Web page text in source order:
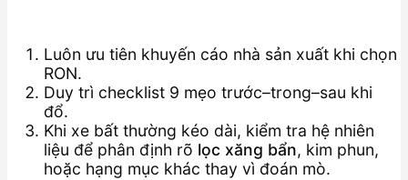
Luôn ưu tiên khuyến cáo nhà sản xuất khi chọn
RON.
Duy trì checklist 9 mẹo trước–trong–sau khi
đổ.
Khi xe bất thường kéo dài, kiểm tra hệ nhiên
liệu để phân định rõ lọc xăng bẩn, kim phun,
hoặc hạng mục khác thay vì đoán mò.